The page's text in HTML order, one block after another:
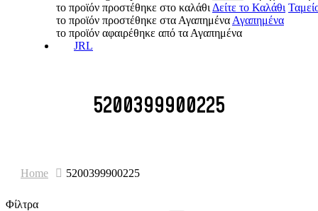
το προϊόν προστέθηκε στο καλάθι Δείτε το Καλάθι
το προϊόν προστέθηκε στα Αγαπημένα Αγαπημένα
το προϊόν αφαιρέθηκε από τα Αγαπημένα
JRL
5200399900225
Home 5200399900225
Φίλτρα